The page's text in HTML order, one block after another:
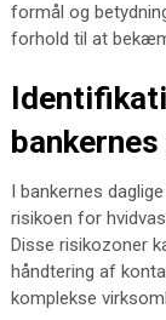
formål og
forhold til at
I bankernes
risikoen for
Disse risikozoner
håndtering af
komplekse